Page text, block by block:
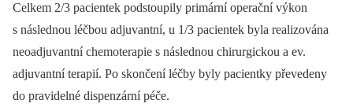
Celkem 2/3 pacientek podstoupily primární operační výkon
s následnou léčbou adjuvantní, u 1/3 pacientek byla realizována
neoadjuvantní chemoterapie s následnou chirurgickou a ev.
adjuvantní terapií. Po skončení léčby byly pacientky převedeny
do pravidelné dispenzární péče.